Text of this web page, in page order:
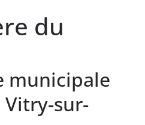
du
municipale
Vitry-sur-